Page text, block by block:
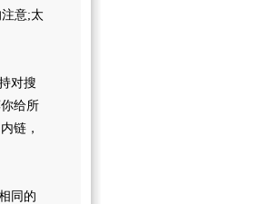
意;太
对搜
给所
链，
同的